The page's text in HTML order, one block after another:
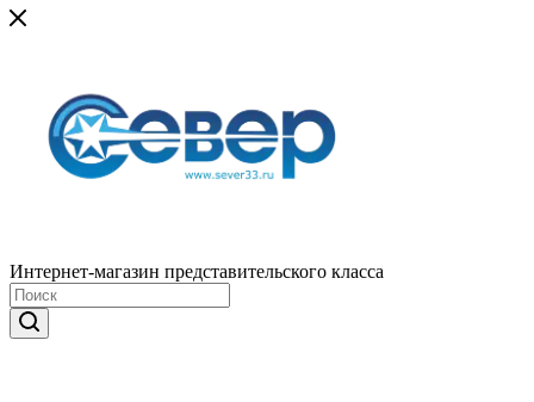
Интернет-магазин представительского класса